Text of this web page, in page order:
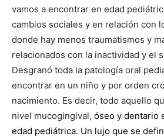
vamos a encontrar en edad
cambios sociales y en relación con
donde hay menos traumatismos y
relacionados con la inactividad y el
Desgranó toda la patología oral
encontrar en un niño y por orden
nacimiento. Es decir, todo aquello
nivel mucogingival, óseo y dentario
edad pediátrica. Un lujo que se